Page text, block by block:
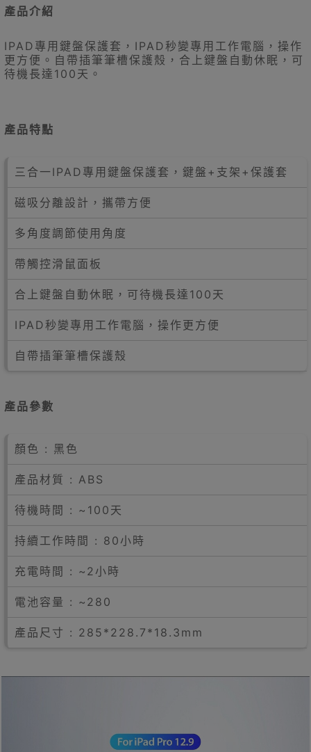
產品介紹
IPAD專用鍵盤保護套，IPAD秒變專用工作電腦，操作
更方便。自帶插筆筆槽保護殼，合上鍵盤自動休眠，可
待機長達100天。
產品特點
三合一IPAD專用鍵盤保護套，鍵盤+支架+保護套
磁吸分離設計，攜帶方便
多角度調節使用角度
帶觸控滑鼠面板
合上鍵盤自動休眠，可待機長達100天
IPAD秒變專用工作電腦，操作更方便
自帶插筆筆槽保護殼
產品參數
顏色 : 黑色
產品材質 : ABS
待機時間 : ~100天
持續工作時間 : 80小時
充電時間 : ~2小時
電池容量 : ~280
產品尺寸 : 285*228.7*18.3mm